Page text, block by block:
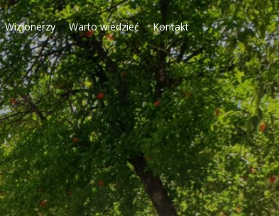
Wizjonerzy Warto wiedzieć Kontakt